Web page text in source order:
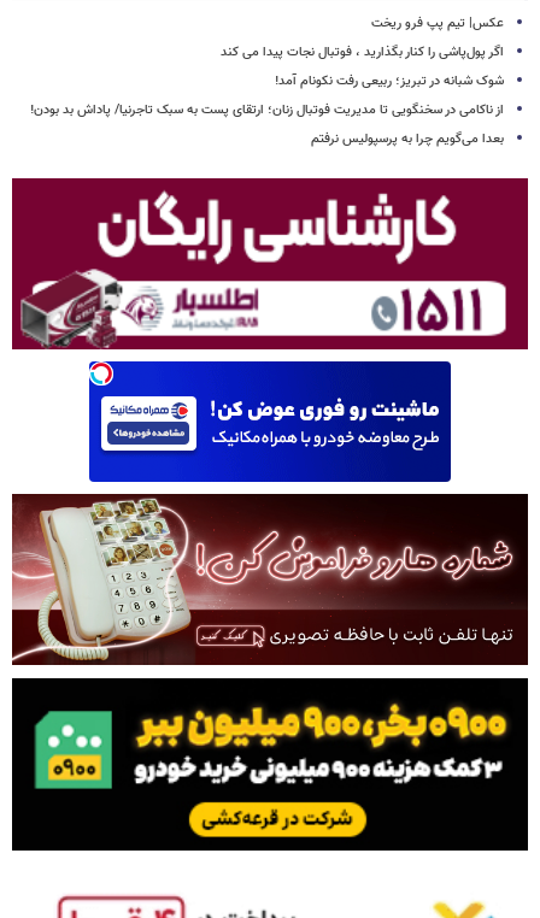
عکس| تیم پپ فرو ریخت
اگر پول‌پاشی را کنار بگذارید ، فوتبال نجات پیدا می کند
شوک شبانه در تبریز؛ ربیعی رفت نکونام آمد!
از ناکامی در سخنگویی تا مدیریت فوتبال زنان؛ ارتقای پست به سبک تاجرنیا/ پاداش بد بودن!
بعدا می‌گویم چرا به پرسپولیس نرفتم